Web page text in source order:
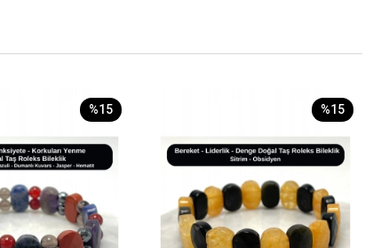
%15 %15